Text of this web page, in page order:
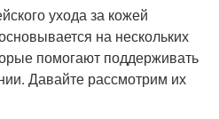
ухода за кожей
на нескольких
помогают поддерживать
Давайте рассмотрим их